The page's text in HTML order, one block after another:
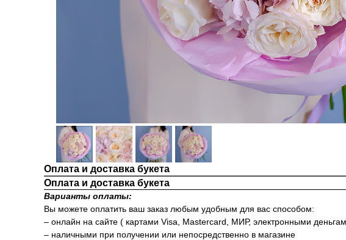
Оплата и доставка букета
Оплата и доставка букета
Варианты оплаты:
Вы можете оплатить ваш заказ любым удобным для вас способом:
– онлайн на сайте ( картами Visa, Mastercard, МИР, электронными
– наличными при получении или непосредственно в магазине